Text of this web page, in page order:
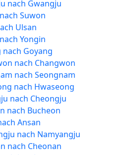
nach Gwangju
Suwon
Ulsan
Yongin
Goyang
nach Changwon
nach Seongnam
nach Hwaseong
nach Cheongju
nach Bucheon
Ansan
nach Namyangju
nach Cheonan